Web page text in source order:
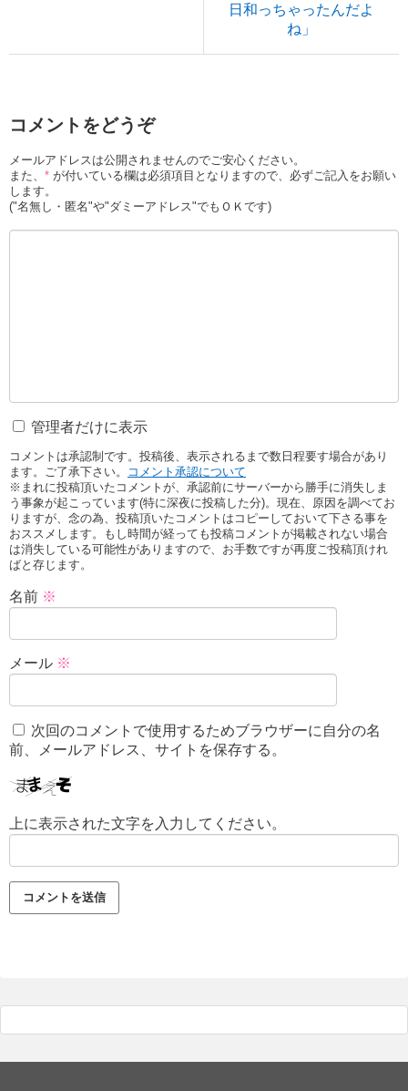
日和っちゃったんだよ
ね」
コメントをどうぞ
メールアドレスは公開されませんのでご安心ください。
また、 * が付いている欄は必須項目となりますので、必ずご記入をお願い
します。
("名無し・匿名"や"ダミーアドレス"でもＯＫです)
管理者だけに表示
コメントは承認制です。投稿後、表示されるまで数日程要す場合があり
ます。ご了承下さい。
コメント承認について
※まれに投稿頂いたコメントが、承認前にサーバーから勝手に消失しま
う事象が起こっています(特に深夜に投稿した分)。現在、原因を調べてお
りますが、念の為、投稿頂いたコメントはコピーしておいて下さる事を
おススメします。もし時間が経っても投稿コメントが掲載されない場合
は消失している可能性がありますので、お手数ですが再度ご投稿頂けれ
ばと存じます。
名前 ※
メール ※
次回のコメントで使用するためブラウザーに自分の名
前、メールアドレス、サイトを保存する。
上に表示された文字を入力してください。